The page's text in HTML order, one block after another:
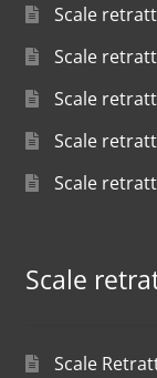
Scale
Scale
Scale
Scale
Scale
Scale
Scale